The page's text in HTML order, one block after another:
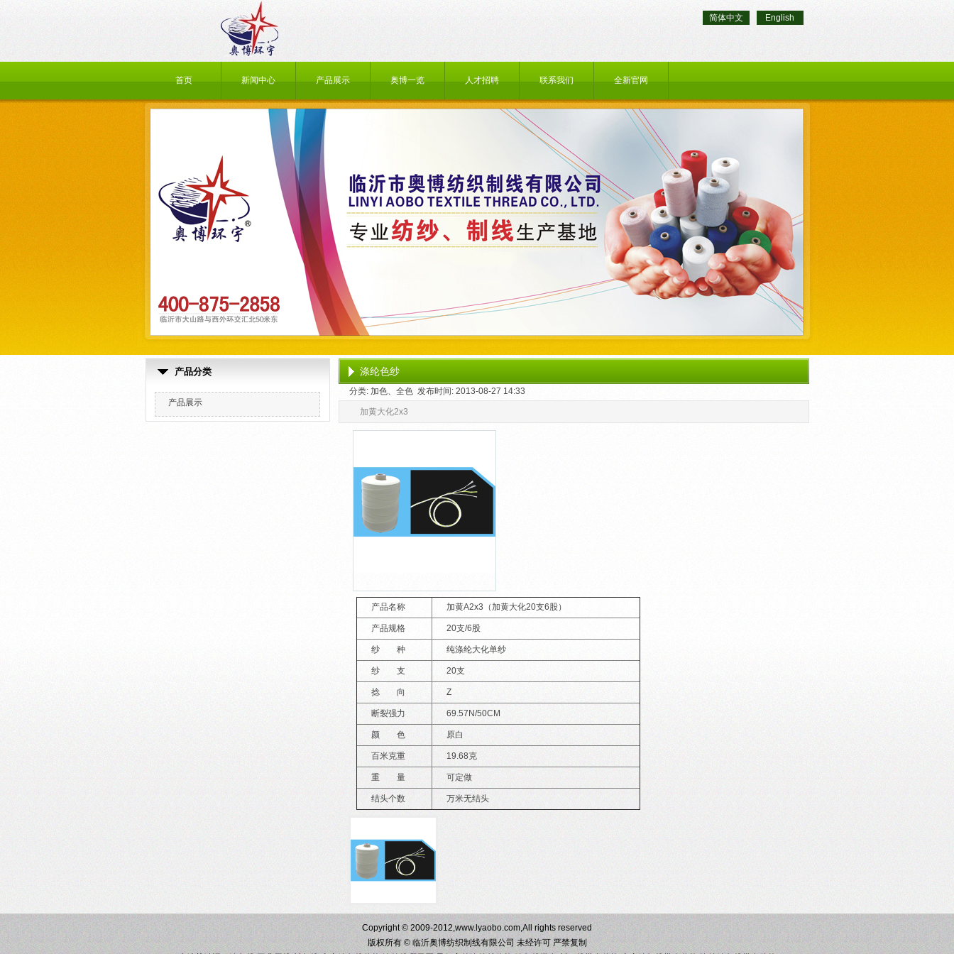
简体中文 English
首页 新闻中心 产品展示 奥博一览 人才招聘 联系我们 全新官网
产品分类
产品展示
涤纶色纱
分类: 加色、全色 发布时间: 2013-08-27 14:33
加黄大化2x3
产品名称 加黄A2x3（加黄大化20支6股）
产品规格 20支/6股
纱 种 纯涤纶大化单纱
纱 支 20支
捻 向 Z
断裂强力 69.57N/50CM
颜 色 原白
百米克重 19.68克
重 量 可定做
结头个数 万米无结头
Copyright © 2009-2012,www.lyaobo.com,All rights reserved
版权所有 © 临沂奥博纺织制线有限公司 未经许可 严禁复制